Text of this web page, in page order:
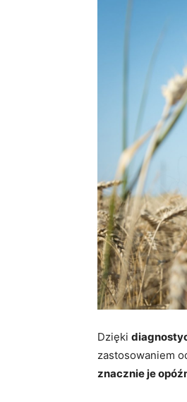
Dzięki
zastosowaniem
znacznie je